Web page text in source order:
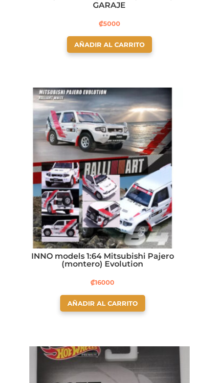
GARAJE
₡5000
AÑADIR AL CARRITO
INNO models 1:64 Mitsubishi Pajero
(montero) Evolution
₡16000
AÑADIR AL CARRITO